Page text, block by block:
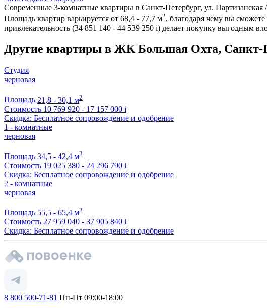
Современные 3-комнатные квартиры в Санкт-Петербург, ул.
Площадь квартир варьируется от 68,4 - 77,7 м2, благодаря чему вы
привлекательность (34 851 140 - 44 539 250 i) делает покупку выгодным
Другие квартиры в ЖК Большая Охта, Санкт-
Студия
черновая
Площадь 21,8 - 30,1 м2
Стоимость 10 769 920 - 17 157 000 i
Скидка: Бесплатное сопровождение и одобрение
1 - комнатные
черновая
Площадь 34,5 - 42,4 м2
Стоимость 19 025 380 - 24 296 790 i
Скидка: Бесплатное сопровождение и одобрение
2 - комнатные
черновая
Площадь 55,5 - 65,4 м2
Стоимость 27 959 040 - 37 905 840 i
Скидка: Бесплатное сопровождение и одобрение
8 800 500-71-81 Пн-Пт 09:00-18:00